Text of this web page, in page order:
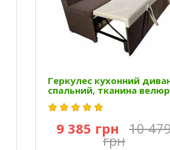
Геркулес кухонний
спальний, тканина велюр
9 385 грн 10
грн